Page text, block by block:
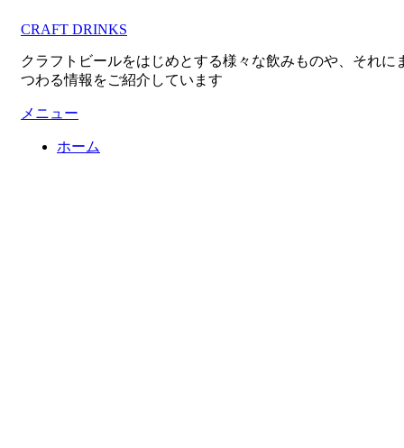
CRAFT DRINKS
クラフトビールをはじめとする様々な飲みものや、それに
つわる情報をご紹介しています
メニュー
ホーム